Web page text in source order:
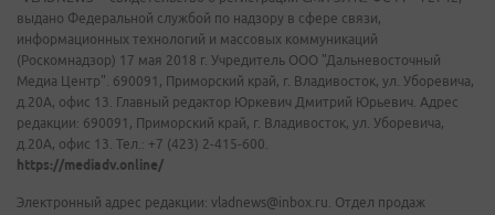
выдано Федеральной службой по надзору в сфере связи,
информационных технологий и массовых коммуникаций
(Роскомнадзор) 17 мая 2018 г. Учредитель ООО "Дальневосточный
Медиа Центр". 690091, Приморский край, г. Владивосток, ул. Уборевича,
д.20А, офис 13. Главный редактор Юркевич Дмитрий Юрьевич. Адрес
редакции: 690091, Приморский край, г. Владивосток, ул. Уборевича,
д.20А, офис 13. Тел.: +7 (423) 2-415-600.
https://mediadv.online/
Электронный адрес редакции: vladnews@inbox.ru. Отдел продаж